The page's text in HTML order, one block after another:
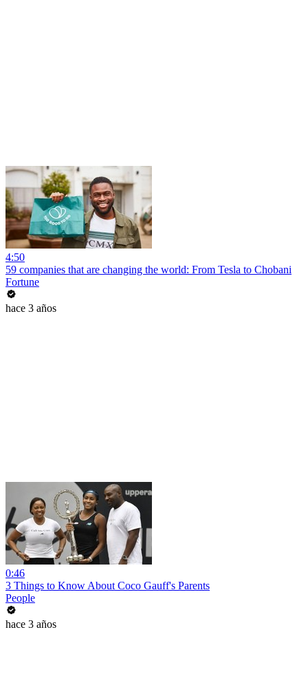
4:50
59 companies that are changing the world: From Tesla to Chobani
Fortune
hace 3 años
0:46
3 Things to Know About Coco Gauff's Parents
People
hace 3 años